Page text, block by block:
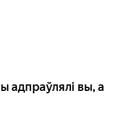
адпраўлялі вы, а